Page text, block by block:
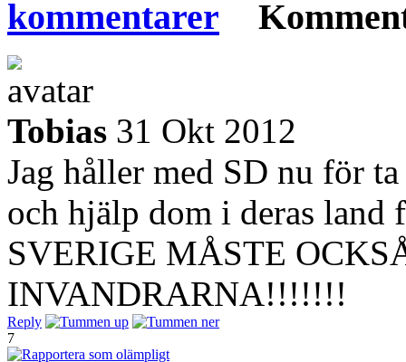
Tobias 31 Okt 2012
Jag håller med SD nu för
och hjälp dom i deras
SVERIGE MÅSTE
INVANDRARNA!!!!!!!
Reply
7